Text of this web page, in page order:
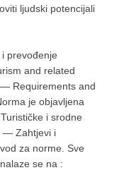
ljudski potencijali
prevođenje
and related
Requirements and
je objavljena
i srodne
— Zahtjevi i
za norme. Sve
se na :